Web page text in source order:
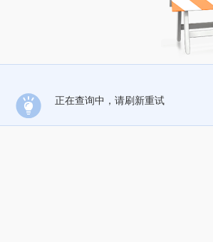
正在查询中，请刷新重试